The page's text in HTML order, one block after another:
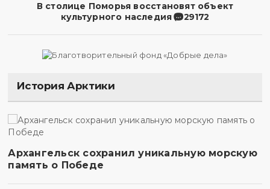
В столице Поморья восстановят объект
культурного наследия
29172
История Арктики
Архангельск сохранил уникальную морскую
память о Победе